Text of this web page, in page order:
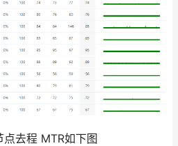
去程 MTR如下图